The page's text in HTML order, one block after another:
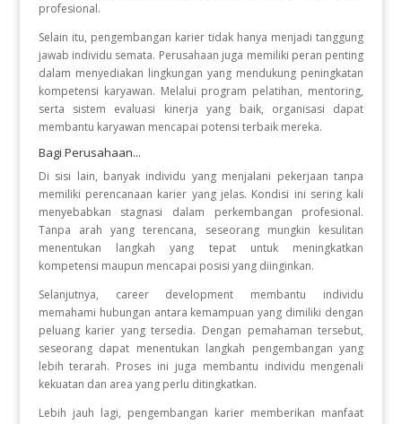
profesional.
Selain itu, pengembangan karier tidak hanya menjadi tanggung
jawab individu semata. Perusahaan juga memiliki peran penting
dalam menyediakan lingkungan yang mendukung peningkatan
kompetensi karyawan. Melalui program pelatihan, mentoring,
serta sistem evaluasi kinerja yang baik, organisasi dapat
membantu karyawan mencapai potensi terbaik mereka.
Bagi Perusahaan...
Di sisi lain, banyak individu yang menjalani pekerjaan tanpa
memiliki perencanaan karier yang jelas. Kondisi ini sering kali
menyebabkan stagnasi dalam perkembangan profesional.
Tanpa arah yang terencana, seseorang mungkin kesulitan
menentukan langkah yang tepat untuk meningkatkan
kompetensi maupun mencapai posisi yang diinginkan.
Selanjutnya, career development membantu individu
memahami hubungan antara kemampuan yang dimiliki dengan
peluang karier yang tersedia. Dengan pemahaman tersebut,
seseorang dapat menentukan langkah pengembangan yang
lebih terarah. Proses ini juga membantu individu mengenali
kekuatan dan area yang perlu ditingkatkan.
Lebih jauh lagi, pengembangan karier memberikan manfaat